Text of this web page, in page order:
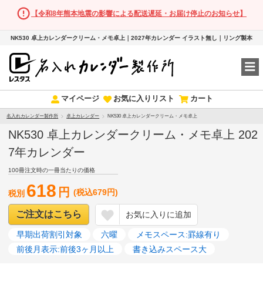
【令和8年熊本地震の影響による配送遅延・お届け停止のお知らせ】
NK530 卓上カレンダークリーム・メモ卓上｜2027年カレンダー イラスト無し｜リング製本
マイページ お気に入りリスト カート
名入れカレンダー製作所 卓上カレンダー NK530 卓上カレンダークリーム・メモ卓上
NK530 卓上カレンダークリーム・メモ卓上 202
7年カレンダー
100冊注文時の一冊当たりの価格
税別 618 円 (税込679円)
ご注文はこちら お気に入りに追加
早期出荷割引対象 六曜
メモスペース:罫線有り
前後月表示:前後3ヶ月以上
書き込みスペース大